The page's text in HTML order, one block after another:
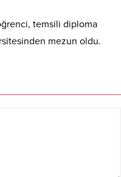
temsili diploma
mezun oldu.